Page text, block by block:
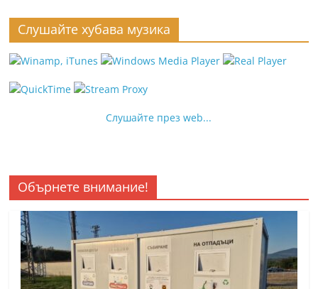
Слушайте хубава музика
Слушайте през web...
Обърнете внимание!